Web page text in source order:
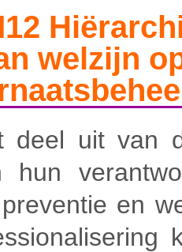
welzijn
deel uit van
hun
en